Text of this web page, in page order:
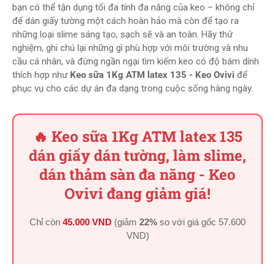
bạn có thể tận dụng tối đa tính đa năng của keo – không chỉ
để dán giấy tường một cách hoàn hảo mà còn để tạo ra
những loại slime sáng tạo, sạch sẽ và an toàn. Hãy thử
nghiệm, ghi chú lại những gì phù hợp với môi trường và nhu
cầu cá nhân, và đừng ngần ngại tìm kiếm keo có độ bám dính
thích hợp như Keo sữa 1Kg ATM latex 135 - Keo Ovivi để
phục vụ cho các dự án đa dạng trong cuộc sống hàng ngày.
🔥 Keo sữa 1Kg ATM latex 135
dán giấy dán tường, làm slime,
dán thảm sàn đa năng - Keo
Ovivi đang giảm giá!
Chỉ còn 45.000 VND (giảm 22% so với giá gốc 57.600
VND)